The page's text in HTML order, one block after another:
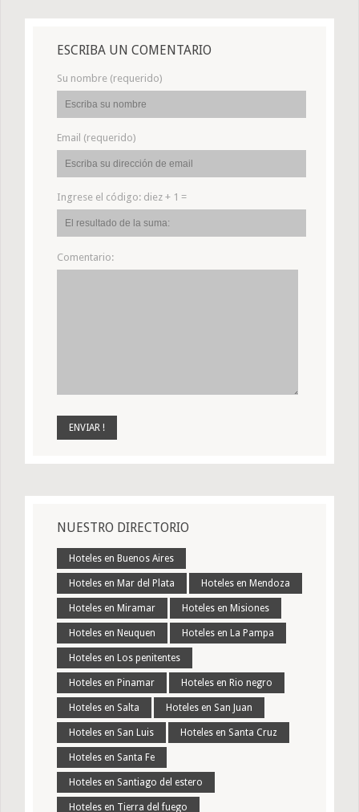
ESCRIBA UN COMENTARIO
Su nombre (requerido)
Email (requerido)
Ingrese el código: diez + 1 =
Comentario:
NUESTRO DIRECTORIO
Hoteles en Buenos Aires
Hoteles en Mar del Plata Hoteles en Mendoza
Hoteles en Miramar Hoteles en Misiones
Hoteles en Neuquen Hoteles en La Pampa
Hoteles en Los penitentes
Hoteles en Pinamar Hoteles en Rio negro
Hoteles en Salta Hoteles en San Juan
Hoteles en San Luis Hoteles en Santa Cruz
Hoteles en Santa Fe
Hoteles en Santiago del estero
Hoteles en Tierra del fuego